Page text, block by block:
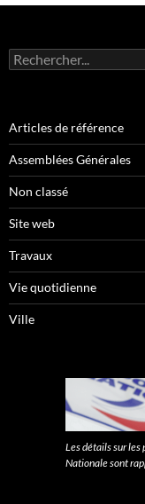
Rechercher
Articles de référence
Assemblées Générales
Non classé
Site web
Travaux
Vie quotidienne
Ville
Les détails sur
Nationale sont